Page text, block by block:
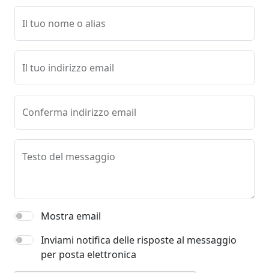
Il tuo nome o alias
Il tuo indirizzo email
Conferma indirizzo email
Testo del messaggio
Mostra email
Inviami notifica delle risposte al messaggio
per posta elettronica